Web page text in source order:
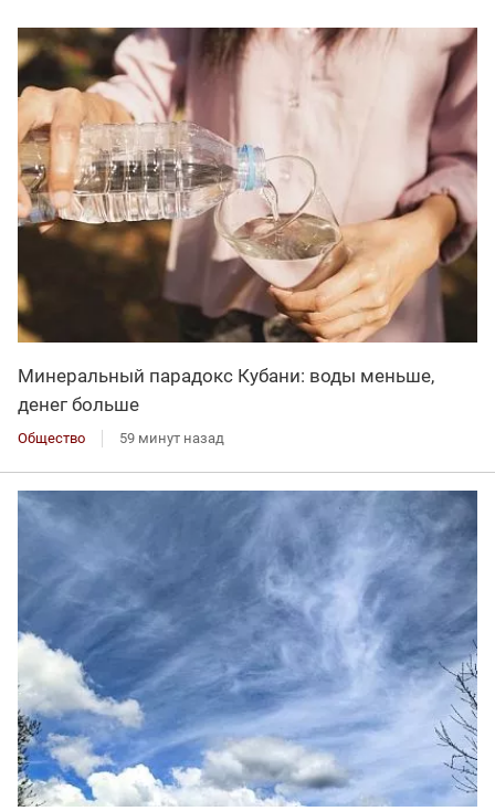
Минеральный парадокс Кубани: воды меньше,
денег больше
Общество 59 минут назад